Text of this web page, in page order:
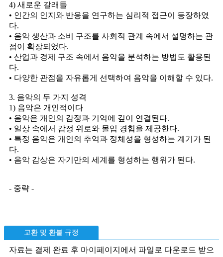
4) 새로운 갈래들
• 인간의 인지와 반응을 연구하는 심리적 접근이 등장하였
다.
• 음악 생산과 소비 구조를 사회적 관계 속에서 설명하는 관
점이 확장되었다.
• 산업과 경제 구조 속에서 음악을 분석하는 방법도 활용된
다.
• 다양한 관점을 자유롭게 선택하여 음악을 이해할 수 있다.
3. 음악의 두 가지 성격
1) 음악은 개인적이다
• 음악은 개인의 감정과 기억에 깊이 연결된다.
• 일상 속에서 감정 위로와 몰입 경험을 제공한다.
• 특정 음악은 개인의 추억과 정체성을 형성하는 계기가 된
다.
• 음악 감상은 자기만의 세계를 형성하는 행위가 된다.
- 중략 -
교환 및 환불 규정
자료는 결제 완료 후 마이페이지에서 파일로 다운로드 받으